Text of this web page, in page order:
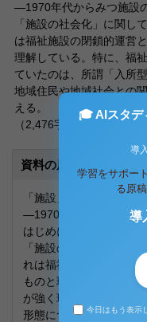
―1970年代からみつ施設
「施設の社会化」に関し
は福祉施設の閉鎖的運営
理解している。特に、福
ていたのは、所謂「入所
地域住民や地域社会との
える。
（2,476字）
資料の原本内容
「施設」を必要とする
―1970年代からみつ施
はじめに
「施設の社会化」に関
れは福祉施設の閉鎖的
ものと理解している。
が強く現れていたのは
形態については地域住
🎓 AIスタデ
導
学習をサポー
る原
導
今日はもう表示